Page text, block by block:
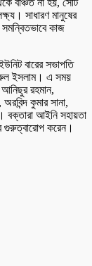
সাধারণ মানুষের
কাজ
বারের সভাপতি
ইসলাম। এ সময়
রহমান,
কুমার সানা,
আইনি সহায়তা
গুরুত্বারোপ করেন।